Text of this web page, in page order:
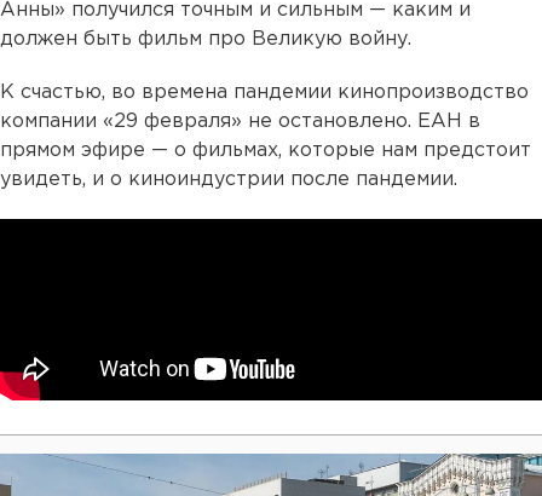
Анны» получился точным и сильным — каким и
должен быть фильм про Великую войну.
К счастью, во времена пандемии кинопроизводство
компании «29 февраля» не остановлено. ЕАН в
прямом эфире — о фильмах, которые нам предстоит
увидеть, и о киноиндустрии после пандемии.